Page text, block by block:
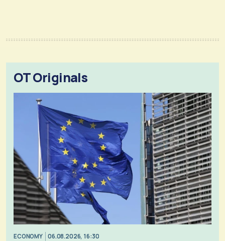
OT Originals
ECONOMY 06.08.2026, 16:30